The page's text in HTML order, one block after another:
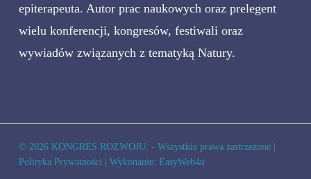
epiterapeuta. Autor prac naukowych oraz prelegent
wielu konferencji, kongresów, festiwali oraz
wywiadów związanych z tematyką Natury.
© 2026 KONGRES ROZWOJU. - Wszystkie prawa zastrzeżone |
Polityka Prywatności | Wykonanie: EasyWeb4u